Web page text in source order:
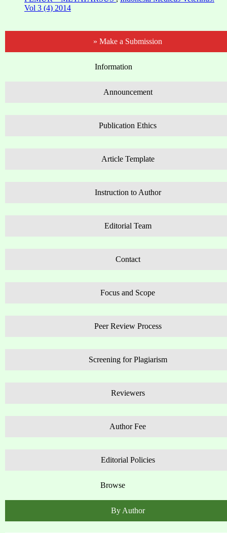
Vol 3 (4) 2014
» Make a Submission
Information
Announcement
Publication Ethics
Article Template
Instruction to Author
Editorial Team
Contact
Focus and Scope
Peer Review Process
Screening for Plagiarism
Reviewers
Author Fee
Editorial Policies
Browse
By Author